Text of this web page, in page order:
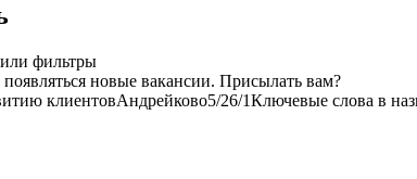
фильтры
новые вакансии. Присылать вам?
клиентовАндрейково5/26/1Ключевые слова в